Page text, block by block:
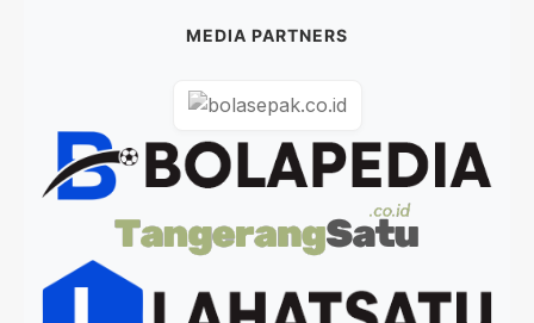
MEDIA PARTNERS